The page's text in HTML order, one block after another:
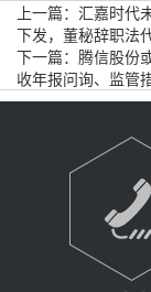
上一篇： 汇嘉时代
下发，董秘辞职法
下一篇： 腾信股份
收年报问询、监管